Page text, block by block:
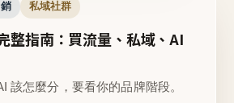
私域社群
整指南：買流量、私域、AI
該怎麼分，要看你的品牌階段。